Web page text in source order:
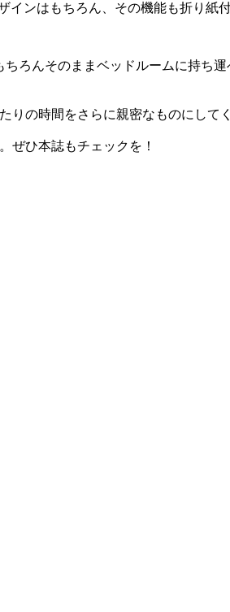
ンはもちろん、その機能も折り紙
ろんそのままベッドルームに持ち
の時間をさらに親密なものにして
ぜひ本誌もチェックを！